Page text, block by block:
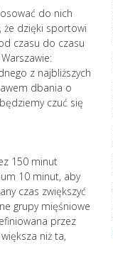
do nich
że dzięki sportowi
czasu do czasu
z najbliższych
dbania o
czuć się
150 minut
10 minut, aby
czas zwiększyć
grupy mięśniowe
przez
niż ta,
Zjawisko wypalenia
zawodowego
zatacza coraz
szersze kręgi.
stresu
rozprzestrzenia się
nie tylko do
również niszczy
amerykańskiej
Maslach wypalenie
zgodnie z
Powyższe
łącznie lub
u...